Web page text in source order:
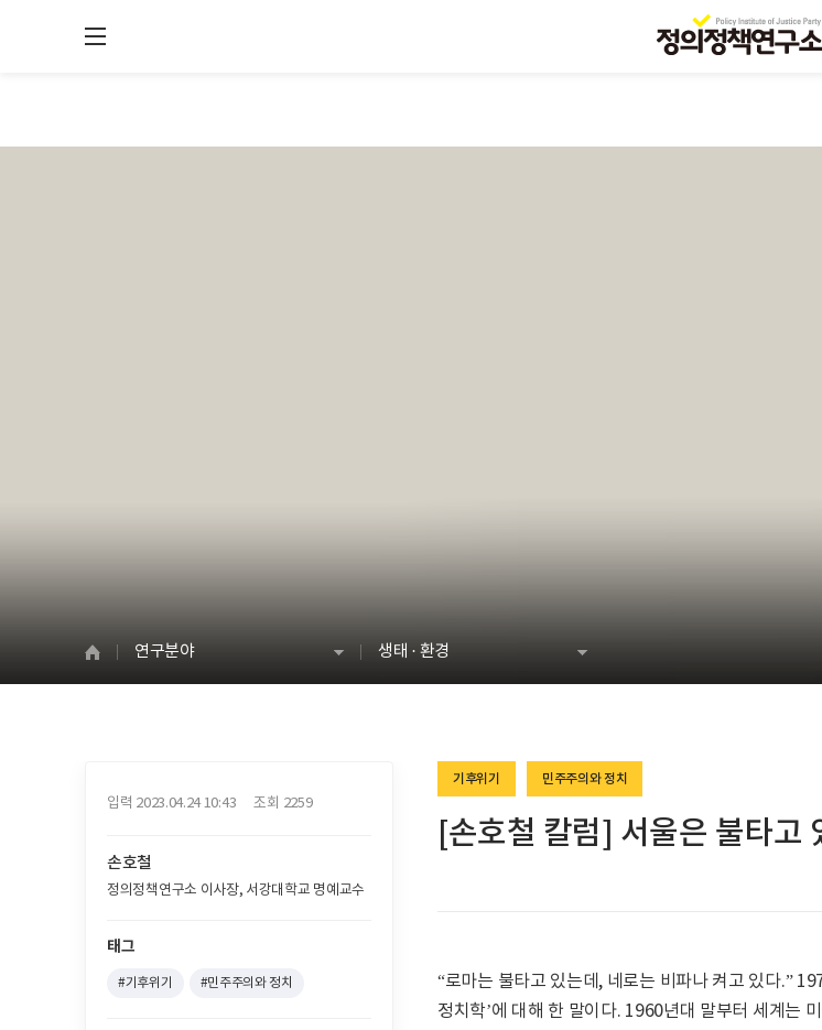
연구분야 생태 · 환경
기후위기 민주주의와 정치
[손호철 칼럼] 서울은 불타고
입력 2023.04.24 10:43 조회 2259
손호철
정의정책연구소 이사장, 서강대학교 명예교수
태그
#기후위기 #민주주의와 정치
“로마는 불타고 있는데, 네로는 비파나 켜고 있다.”
정치학’에 대해 한 말이다. 1960년대 말부터 세계는